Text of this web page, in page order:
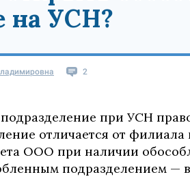
на УСН?
2
при УСН
отличается от филиала
ООО при наличии
подразделением —